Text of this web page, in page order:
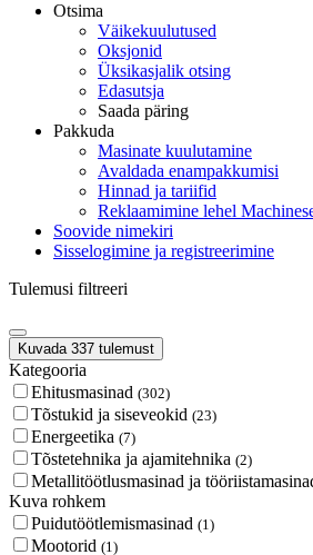
Otsima
Väikekuulutused
Oksjonid
Üksikasjalik otsing
Edasutsja
Saada päring
Pakkuda
Masinate kuulutamine
Avaldada enampakkumisi
Hinnad ja tariifid
Reklaamimine lehel
Soovide nimekiri
Sisselogimine ja registreerimine
Tulemusi filtreeri
Kuvada 337 tulemust
Kategooria
Ehitusmasinad (302)
Tõstukid ja siseveokid (23)
Energeetika (7)
Tõstetehnika ja ajamitehnika (2)
Metallitöötlusmasinad ja
Kuva rohkem
Puidutöötlemismasinad (1)
Mootorid (1)